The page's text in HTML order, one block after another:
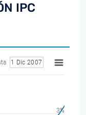
IPC
1 Dic 2007
3%